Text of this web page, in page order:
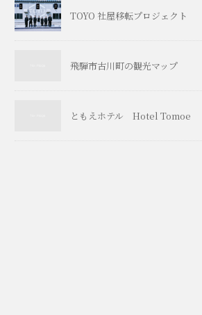
TOYO 社屋移転プロジェクト
飛騨市古川町の観光マップ
ともえホテル Hotel Tomoe